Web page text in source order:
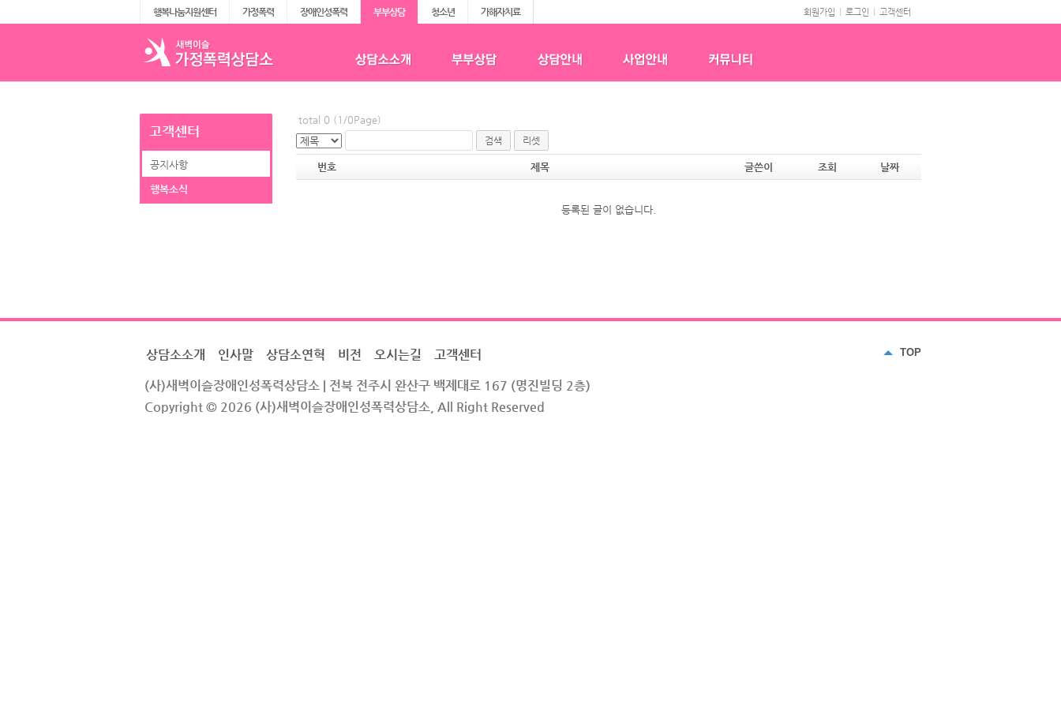
행복나눔지원센터 가정폭력 장애인성폭력 부부상담 청소년 가해자치료 회원가입 로그인 고객센터
고객센터
공지사항
행복소식
total 0 (1/0Page)
검색 리셋
번호 제목 글쓴이 조회 날짜
등록된 글이 없습니다.
상담소소개 인사말 상담소연혁 비전 오시는길 고객센터 TOP
(사)새벽이슬장애인성폭력상담소 | 전북 전주시 완산구 백제대로 167 (명진빌딩 2층)
Copyright © 2026 (사)새벽이슬장애인성폭력상담소, All Right Reserved